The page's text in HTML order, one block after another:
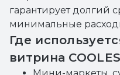
гарантирует долгий
минимальные
Где
витрина